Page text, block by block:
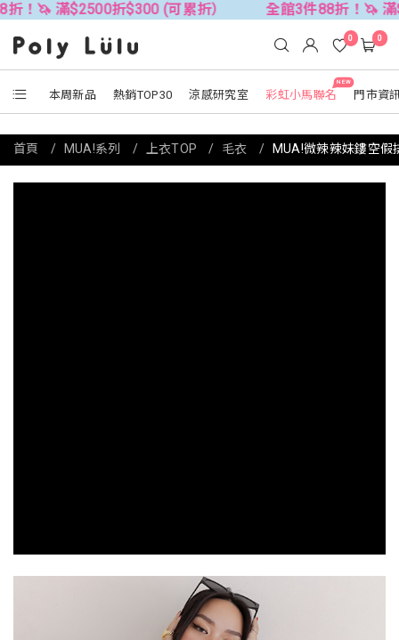
折$300 (可累折） 全館3件88折！🦄 滿$2500折
本周新品 熱銷TOP30 涼感研究室
NEW
彩虹小馬聯名 門市資
0 0
首頁 MUA!系列 上衣TOP 毛衣 MUA!微辣辣妹鏤空